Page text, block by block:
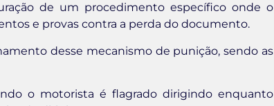
de um procedimento específico onde o
e provas contra a perda do documento.
desse mecanismo de punição, sendo as
o motorista é flagrado dirigindo enquanto